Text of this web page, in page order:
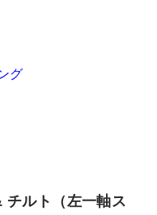
グ
チルト（左一軸ス